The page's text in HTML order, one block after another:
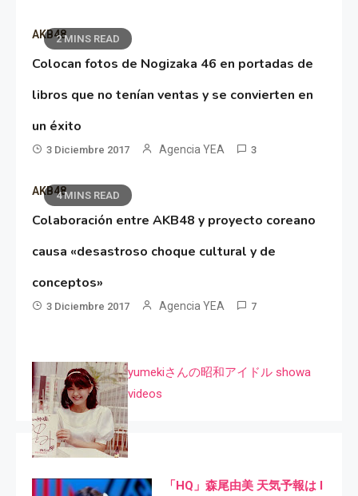
2 MINS READ
AKB48
Colocan fotos de Nogizaka 46 en portadas de
libros que no tenían ventas y se convierten en
un éxito
3 Diciembre 2017 Agencia YEA 3
4 MINS READ
AKB48
Colaboración entre AKB48 y proyecto coreano
causa «desastroso choque cultural y de
conceptos»
3 Diciembre 2017 Agencia YEA 7
yumekiさんの昭和アイドル showa
videos
「HQ」森尾由美 天気予報は I